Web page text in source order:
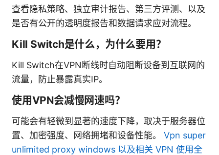
查看隐私策略、独立审计报告、第三方评测、以及
是否有公开的透明度报告和数据请求应对流程。
Kill Switch是什么，为什么要用？
Kill Switch在VPN断线时自动阻断设备到互联网的
流量，防止暴露真实IP。
使用VPN会减慢网速吗？
可能会有轻微到显著的速度下降，取决于服务器位
置、加密强度、网络拥堵和设备性能。 Vpn super
unlimited proxy windows 以及相关 VPN 使用全